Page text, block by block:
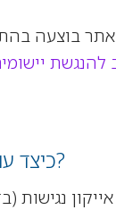
בוצעה
להנגשת
כיצד עוברים למצב נגיש?
נגישות